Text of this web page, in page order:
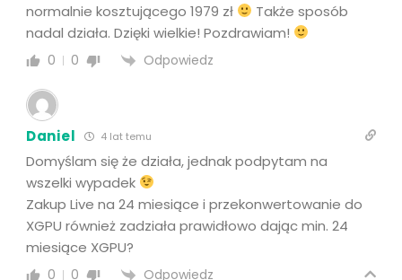
normalnie kosztującego 1979 zł
Także sposób
nadal działa. Dzięki wielkie! Pozdrawiam!
0 0 Odpowiedz
Daniel 4 lat temu
Domyślam się że działa, jednak podpytam na
wszelki wypadek
Zakup Live na 24 miesiące i przekonwertowanie do
XGPU również zadziała prawidłowo dając min. 24
miesiące XGPU?
0 0 Odpowiedz